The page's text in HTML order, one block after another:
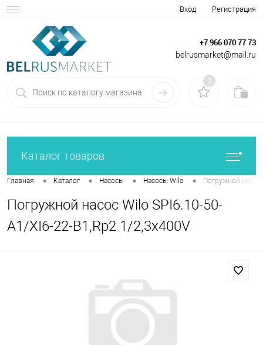
Вход Регистрация
+7 966 070 77 73
belrusmarket@mail.ru
0
Каталог товаров
Главная • Каталог • Насосы • Насосы Wilo • Погружной насос
Погружной насос Wilo SPI6.10-50-
A1/XI6-22-B1,Rp2 1/2,3x400V